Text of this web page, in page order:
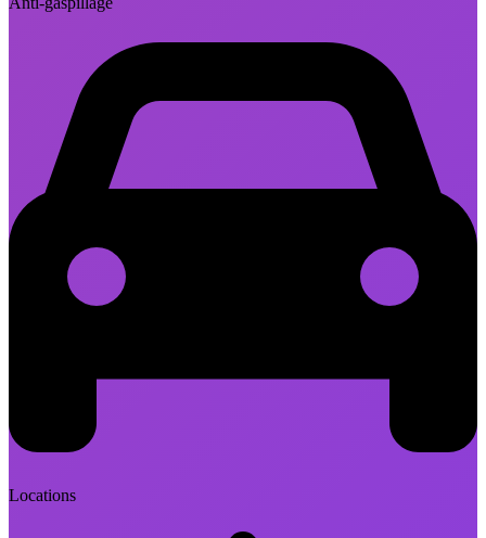
Locations